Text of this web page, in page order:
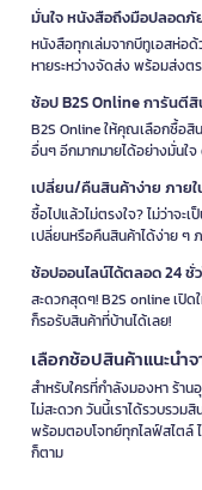
มั่นใจ หนังสือถึงมือปลอดภั
หนังสือทุกเล่มจากบีทูเอสห่อ
หายระหว่างจัดส่ง พร้อมส่ง
ช้อป B2S Online การันตี
B2S Online ให้คุณเลือกซื้อสิ
อื่นๆ อีกมากมายได้อย่างมั่นใ
เปลี่ยน/คืนสินค้าง่าย ภายใ
ซื้อไปแล้วไม่ตรงใจ? ไม่ว่าจ
เปลี่ยนหรือคืนสินค้าได้ง่าย ๆ
ช้อปออนไลน์ได้ตลอด 24 ชั่
สะดวกสุดๆ! B2S online เปิ
ก็รอรับสินค้าที่บ้านได้เลย!
เลือกช้อปสินค้าแนะนำ
สำหรับใครที่กำลังมองหา ร้า
ไม่สะดวก วันนี้เราได้รวบรวม
พร้อมตอบโจทย์ทุกไลฟ์สไตล์
ก็ตาม